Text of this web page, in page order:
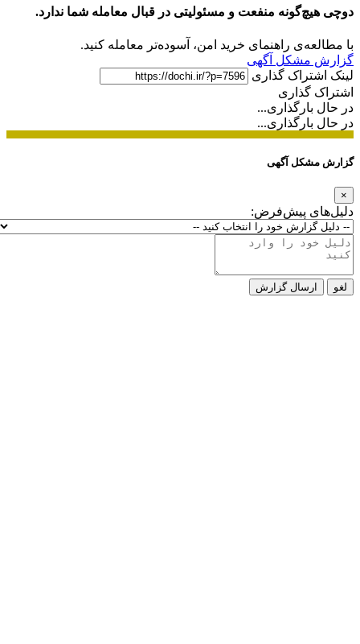
دوچی هیچ‌گونه منفعت و مسئولیتی در قبال معامله شما ندارد.
با مطالعه‌ی راهنمای خرید امن، آسوده‌تر معامله کنید.
گزارش مشکل آگهی
لینک اشتراک گذاری
اشتراک گذاری
در حال بارگذاری...
در حال بارگذاری...
گزارش مشکل آگهی
×
دلیل‌های پیش‌فرض:
لغو ارسال گزارش